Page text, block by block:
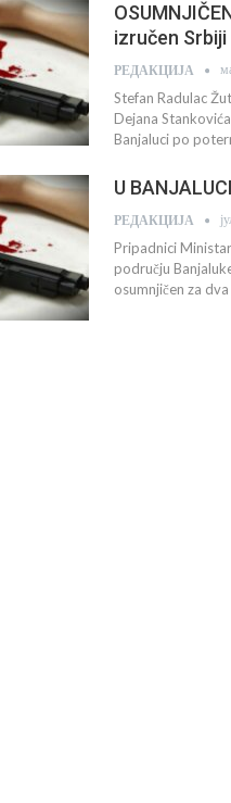
izručen Srbiji
РЕДАКЦИЈА
Stefan Radulac
Dejana
Banjaluci po
U
РЕДАКЦИЈА
Pripadnici
području
osumnjičen za